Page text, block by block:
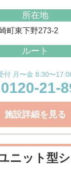
所在地
町東下野273-2
ルート
付 月〜金 8:30〜
0120-21-
施設詳細を見る
ニット型